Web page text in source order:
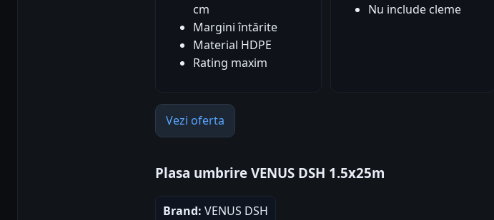
cm
Margini întărite
Material HDPE
Rating maxim
Nu include cleme
Vezi oferta
Plasa umbrire VENUS DSH 1.5x25m
Brand: VENUS DSH